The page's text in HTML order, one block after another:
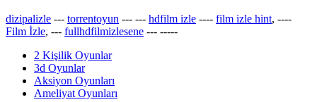
dizipalizle --- torrentoyun --- --- hdfilm izle ---- film izle hint, ----
Film İzle, --- fullhdfilmizlesene --- -----
2 Kişilik Oyunlar
3d Oyunlar
Aksiyon Oyunları
Ameliyat Oyunları